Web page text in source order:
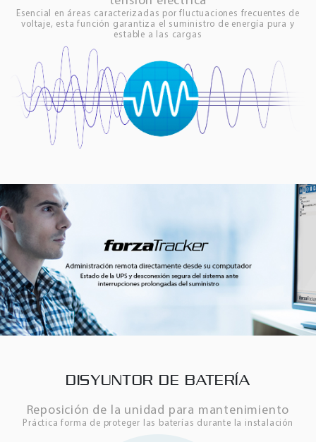
Esencial en áreas caracterizadas por fluctuaciones frecuentes de
voltaje, esta función garantiza el suministro de energía pura y
estable a las cargas
DISYUNTOR DE BATERÍA
Reposición de la unidad para mantenimiento
Práctica forma de proteger las baterías durante la instalación